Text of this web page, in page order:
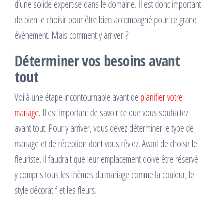
d’une solide expertise dans le domaine. Il est donc important
de bien le choisir pour être bien accompagné pour ce grand
événement. Mais comment y arriver ?
Déterminer vos besoins avant
tout
Voilà une étape incontournable avant de planifier votre
mariage. Il est important de savoir ce que vous souhaitez
avant tout. Pour y arriver, vous devez déterminer le type de
mariage et de réception dont vous rêviez. Avant de choisir le
fleuriste, il faudrait que leur emplacement doive être réservé
y compris tous les thèmes du mariage comme la couleur, le
style décoratif et les fleurs.